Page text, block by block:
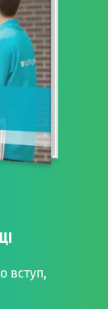
вступ,